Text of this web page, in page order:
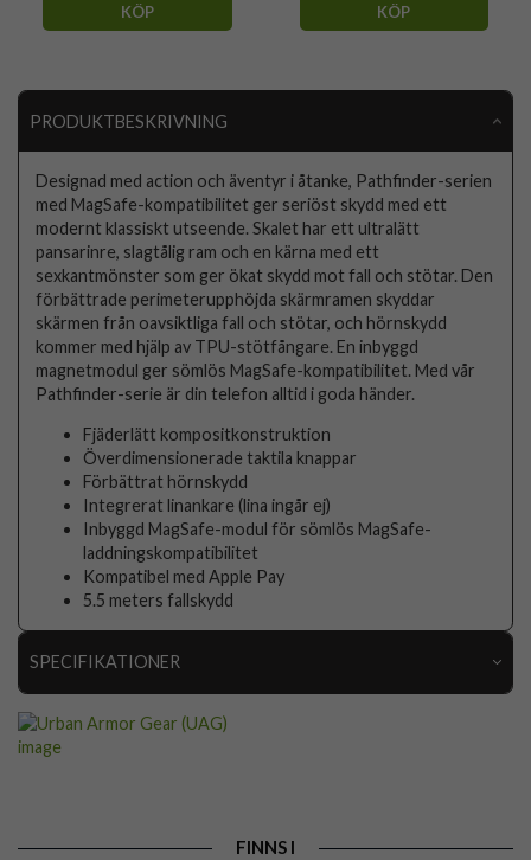
KÖP KÖP
PRODUKTBESKRIVNING
Designad med action och äventyr i åtanke, Pathfinder-serien
med MagSafe-kompatibilitet ger seriöst skydd med ett
modernt klassiskt utseende. Skalet har ett ultralätt
pansarinre, slagtålig ram och en kärna med ett
sexkantmönster som ger ökat skydd mot fall och stötar. Den
förbättrade perimeterupphöjda skärmramen skyddar
skärmen från oavsiktliga fall och stötar, och hörnskydd
kommer med hjälp av TPU-stötfångare. En inbyggd
magnetmodul ger sömlös MagSafe-kompatibilitet. Med vår
Pathfinder-serie är din telefon alltid i goda händer.
Fjäderlätt kompositkonstruktion
Överdimensionerade taktila knappar
Förbättrat hörnskydd
Integrerat linankare (lina ingår ej)
Inbyggd MagSafe-modul för sömlös MagSafe-
laddningskompatibilitet
Kompatibel med Apple Pay
5.5 meters fallskydd
SPECIFIKATIONER
Artikelnummer
Passar till
MagSafe-kompatibel, Stöttålig
FINNS I